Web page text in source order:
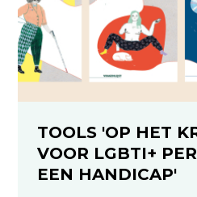
TOOLS 'OP HET
VOOR LGBTI+
EEN HANDICAP'